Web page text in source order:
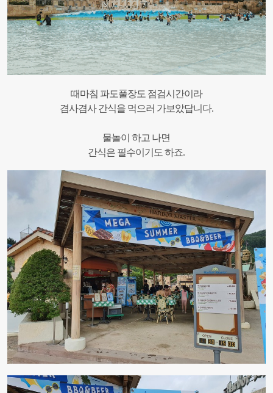
때마침 파도풀장도 점검시간이라
겸사겸사 간식을 먹으러 가보았답니다.
물놀이 하고 나면
간식은 필수이기도 하죠.